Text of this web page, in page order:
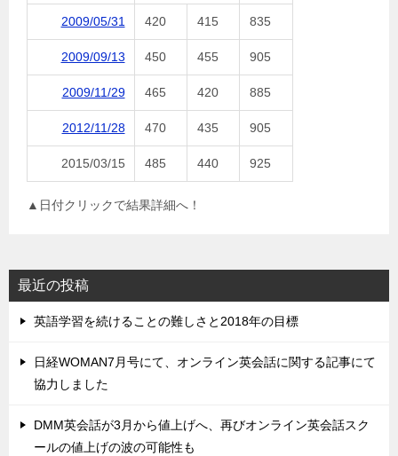
2009/05/31 420 415 835
2009/09/13 450 455 905
2009/11/29 465 420 885
2012/11/28 470 435 905
2015/03/15 485 440 925
▲日付クリックで結果詳細へ！
最近の投稿
英語学習を続けることの難しさと2018年の目標
日経WOMAN7月号にて、オンライン英会話に関する記事にて
協力しました
DMM英会話が3月から値上げへ、再びオンライン英会話スク
ールの値上げの波の可能性も